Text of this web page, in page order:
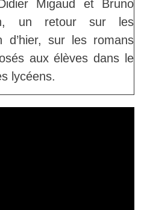
Migaud et Bruno
un retour sur les
d’hier, sur les romans
aux élèves dans le
lycéens.